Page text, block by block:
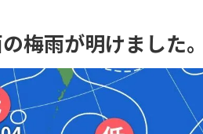
梅雨が明けました。